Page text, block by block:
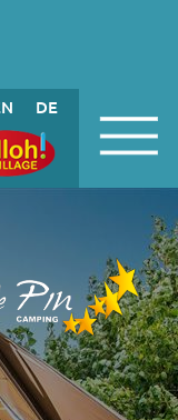
DE